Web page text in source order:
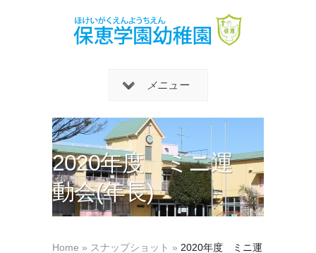
メニュー
2020年度 ミニ運
動会(年長)
Home » スナップショット » 2020年度 ミニ運